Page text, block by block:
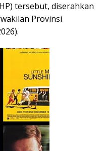
tersebut, diserahkan
Provinsi